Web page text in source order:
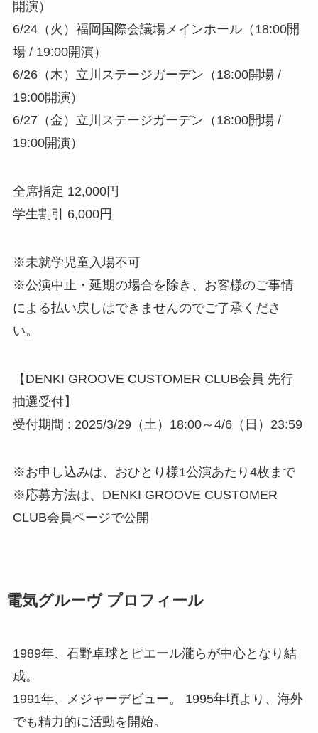
開演）
6/24（火）福岡国際会議場メインホール（18:00開
場 / 19:00開演）
6/26（木）立川ステージガーデン（18:00開場 /
19:00開演）
6/27（金）立川ステージガーデン（18:00開場 /
19:00開演）
全席指定 12,000円
学生割引 6,000円
※未就学児童入場不可
※公演中止・延期の場合を除き、お客様のご事情
による払い戻しはできませんのでご了承くださ
い。
【DENKI GROOVE CUSTOMER CLUB会員 先行
抽選受付】
受付期間 : 2025/3/29（土）18:00～4/6（日）23:59
※お申し込みは、おひとり様1公演あたり4枚まで
※応募方法は、DENKI GROOVE CUSTOMER
CLUB会員ページで公開
電気グルーヴ プロフィール
1989年、石野卓球とピエール瀧らが中心となり結
成。
1991年、メジャーデビュー。 1995年頃より、海外
でも精力的に活動を開始。